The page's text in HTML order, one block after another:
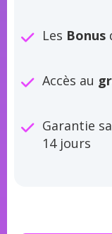
Les Bonus
Accès au
Garantie
14 jours